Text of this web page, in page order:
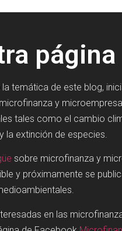
página
la temática de este blog,
y
tales como el cambio
la extinción de especies.
sobre microfinanza y
y próximamente se
en las